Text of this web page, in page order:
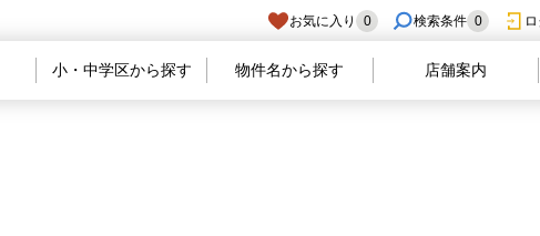
お気に入り 0 検索条件 0
小・中学区から探す 物件名から探す 店舗案内